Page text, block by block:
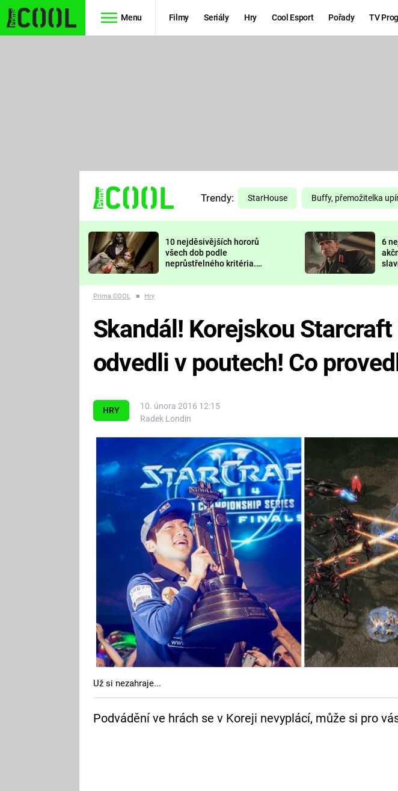
Menu Filmy Seriály Hry Cool Esport Pořady TV
TŘESKU
FUTURAMA
PREDÁTOR
Trendy: StarHouse Buffy, přemožitelka
10 nejděsivějších hororů
všech dob podle
neprůstřelného kritéria.
nejvíc zvednou tep?
6
Prima COOL ■ Hry
HRY
10. února 2016 12:15
Radek Londin
Skandál! Korejskou Starcraft
odvedli v poutech! Co
Už si nezahraje...
Podvádění ve hrách se v Koreji nevyplácí, může si pro